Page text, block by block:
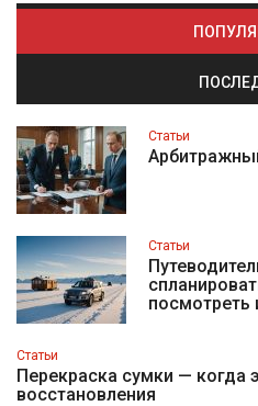
Статьи
Статьи
посмотреть
Статьи
Перекраска сумки — когда
восстановления